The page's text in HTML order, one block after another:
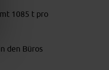
1085 t pro
den Büros